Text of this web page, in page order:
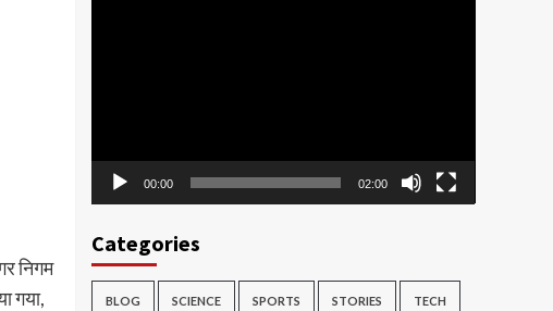
निगम
गया,
00:00 02:00
Categories
BLOG SCIENCE SPORTS STORIES TECH